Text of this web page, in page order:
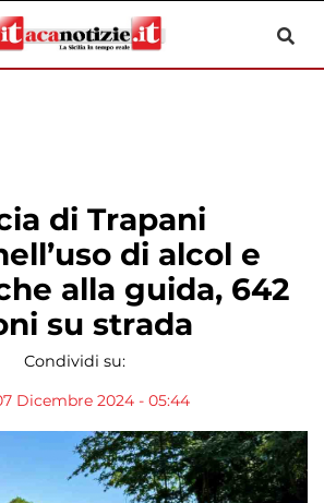
di Trapani
di alcol e
alla guida, 642
su strada
Condividi su:
Dicembre 2024 - 05:44